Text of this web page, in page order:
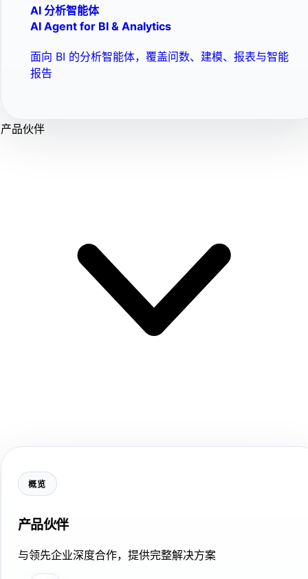
AI 分析智能体
AI Agent for BI & Analytics
面向 BI 的分析智能体，覆盖问数、建模、报表与智能
报告
产品伙伴
概览
产品伙伴
与领先企业深度合作，提供完整解决方案